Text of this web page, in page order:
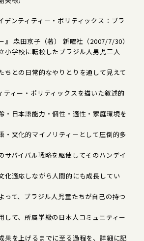
ンティティー・ポリティックス：ブラ
』 森田京子（著） 新曜社（2007/7/30）
小学校に転校したブラジル人男児三人
ちとの日常的なやりとりを通して見えて
ティー・ポリティックスを描いた叙述的
・日本語能力・個性・適性・家庭環境を
・文化的マイノリティーとして圧倒的多
サバイバル戦略を駆使してそのハンデイ
化適応しながら人間的にも成長してい
って、ブラジル人児童たちが自己の持つ
して、所属学級の日本人コミュニティー
果を上げるまでに至る過程を、詳細に記